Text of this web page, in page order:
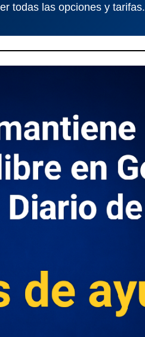
todas las opciones y tarifas.